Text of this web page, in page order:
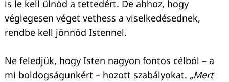
is le kell ülnöd a tettedért. De ahhoz, hogy
véglegesen véget vethess a viselkedésednek,
rendbe kell jönnöd Istennel.
Ne feledjük, hogy Isten nagyon fontos célból – a
mi boldogságunkért – hozott szabályokat. „Mert